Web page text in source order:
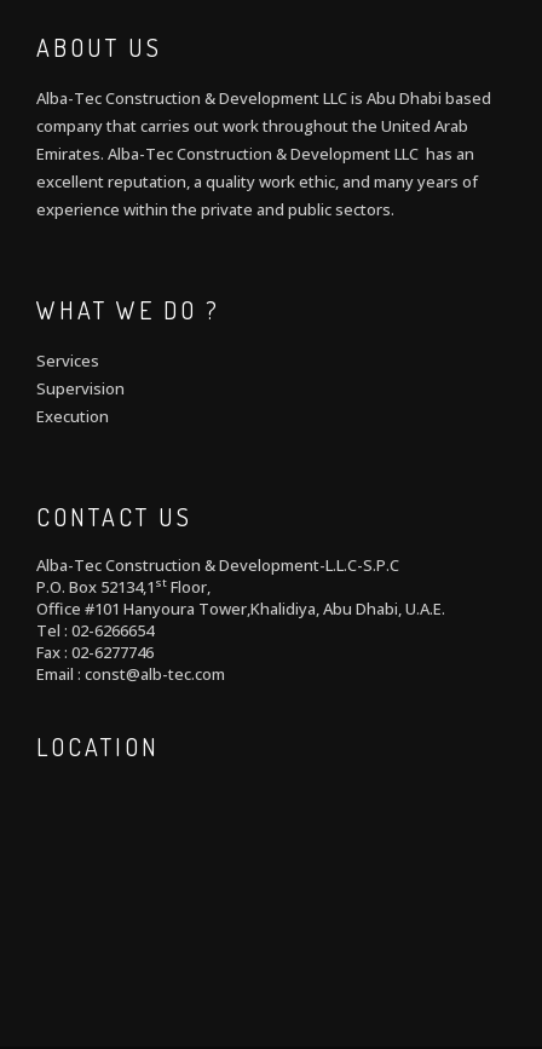
ABOUT US
Alba-Tec Construction & Development LLC is Abu Dhabi based
company that carries out work throughout the United Arab
Emirates. Alba-Tec Construction & Development LLC has an
excellent reputation, a quality work ethic, and many years of
experience within the private and public sectors.
WHAT WE DO ?
Services
Supervision
Execution
CONTACT US
Alba-Tec Construction & Development-L.L.C-S.P.C
P.O. Box 52134,1 st Floor,
Office #101 Hanyoura Tower,Khalidiya, Abu Dhabi, U.A.E.
Tel : 02-6266654
Fax : 02-6277746
Email : const@alb-tec.com
LOCATION